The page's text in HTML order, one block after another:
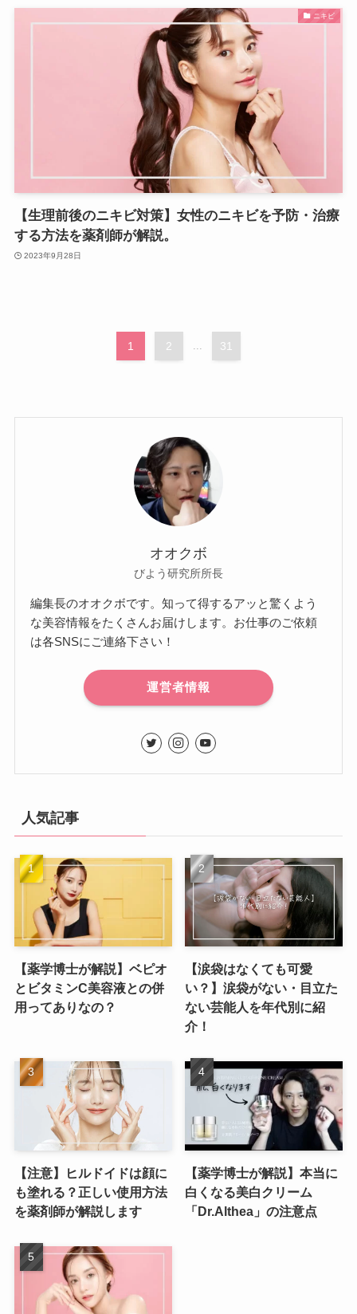
ニキビ
【生理前後のニキビ対策】女性のニキビを予防・治療
する方法を薬剤師が解説。
2023年9月28日
1 2 ... 31
オオクボ
びよう研究所所長
編集長のオオクボです。知って得するアッと驚くよう
な美容情報をたくさんお届けします。お仕事のご依頼
は各SNSにご連絡下さい！
運営者情報
人気記事
【薬学博士が解説】ベピオ
とビタミンC美容液との併
用ってありなの？
【涙袋はなくても可愛
い？】涙袋がない・目立た
ない芸能人を年代別に紹
介！
【注意】ヒルドイドは顔に
も塗れる？正しい使用方法
を薬剤師が解説します
【薬学博士が解説】本当に
白くなる美白クリーム
「Dr.Althea」の注意点